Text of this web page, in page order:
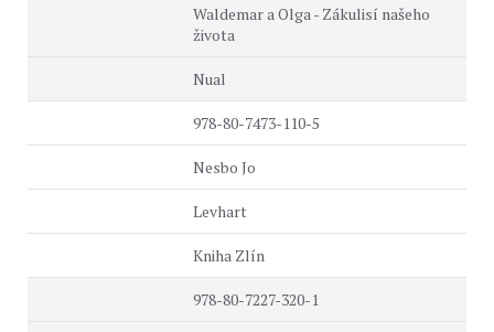
Waldemar a Olga - Zákulisí našeho
života
Nual
978-80-7473-110-5
Nesbo Jo
Levhart
Kniha Zlín
978-80-7227-320-1